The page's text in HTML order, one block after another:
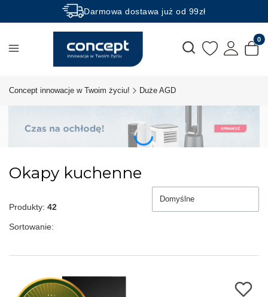
Darmowa dostawa już od 99zł
Rabaty -50% na wybrane produkty
Otwórz wyszukiwarkę
Concept innowacje w Twoim życiu! Duże AGD
Okapy kuchenne
Produkty: 42
Sortowanie:
Domyślne